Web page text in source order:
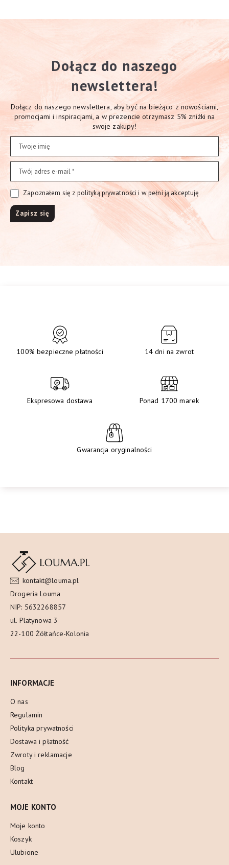
Dołącz do naszego
newslettera!
Dołącz do naszego newslettera, aby być na bieżąco z nowościami,
promocjami i inspiracjami, a w prezencie otrzymasz 5% zniżki na
swoje zakupy!
Zapoznałem się z polityką prywatności i w pełni ją akceptuję
100% bezpieczne płatności 14 dni na zwrot
Ekspresowa dostawa Ponad 1700 marek
Gwarancja oryginalności
kontakt@louma.pl
Drogeria Louma
NIP: 5632268857
ul. Platynowa 3
22-100 Żółtańce-Kolonia
INFORMACJE
O nas
Regulamin
Polityka prywatności
Dostawa i płatność
Zwroty i reklamacje
Blog
Kontakt
MOJE KONTO
Moje konto
Koszyk
Ulubione